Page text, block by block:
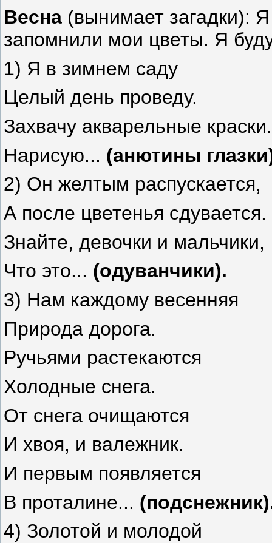
Весна (вынимает загадки):
запомнили мои цветы. Я
1) Я в зимнем саду
Целый день проведу.
Захвачу акварельные краски.
Нарисую... (анютины
2) Он желтым распускается,
А после цветенья сдувается.
Знайте, девочки и мальчики,
Что это... (одуванчики).
3) Нам каждому весенняя
Природа дорога.
Ручьями растекаются
Холодные снега.
От снега очищаются
И хвоя, и валежник.
И первым появляется
В проталине...
4) Золотой и молодой